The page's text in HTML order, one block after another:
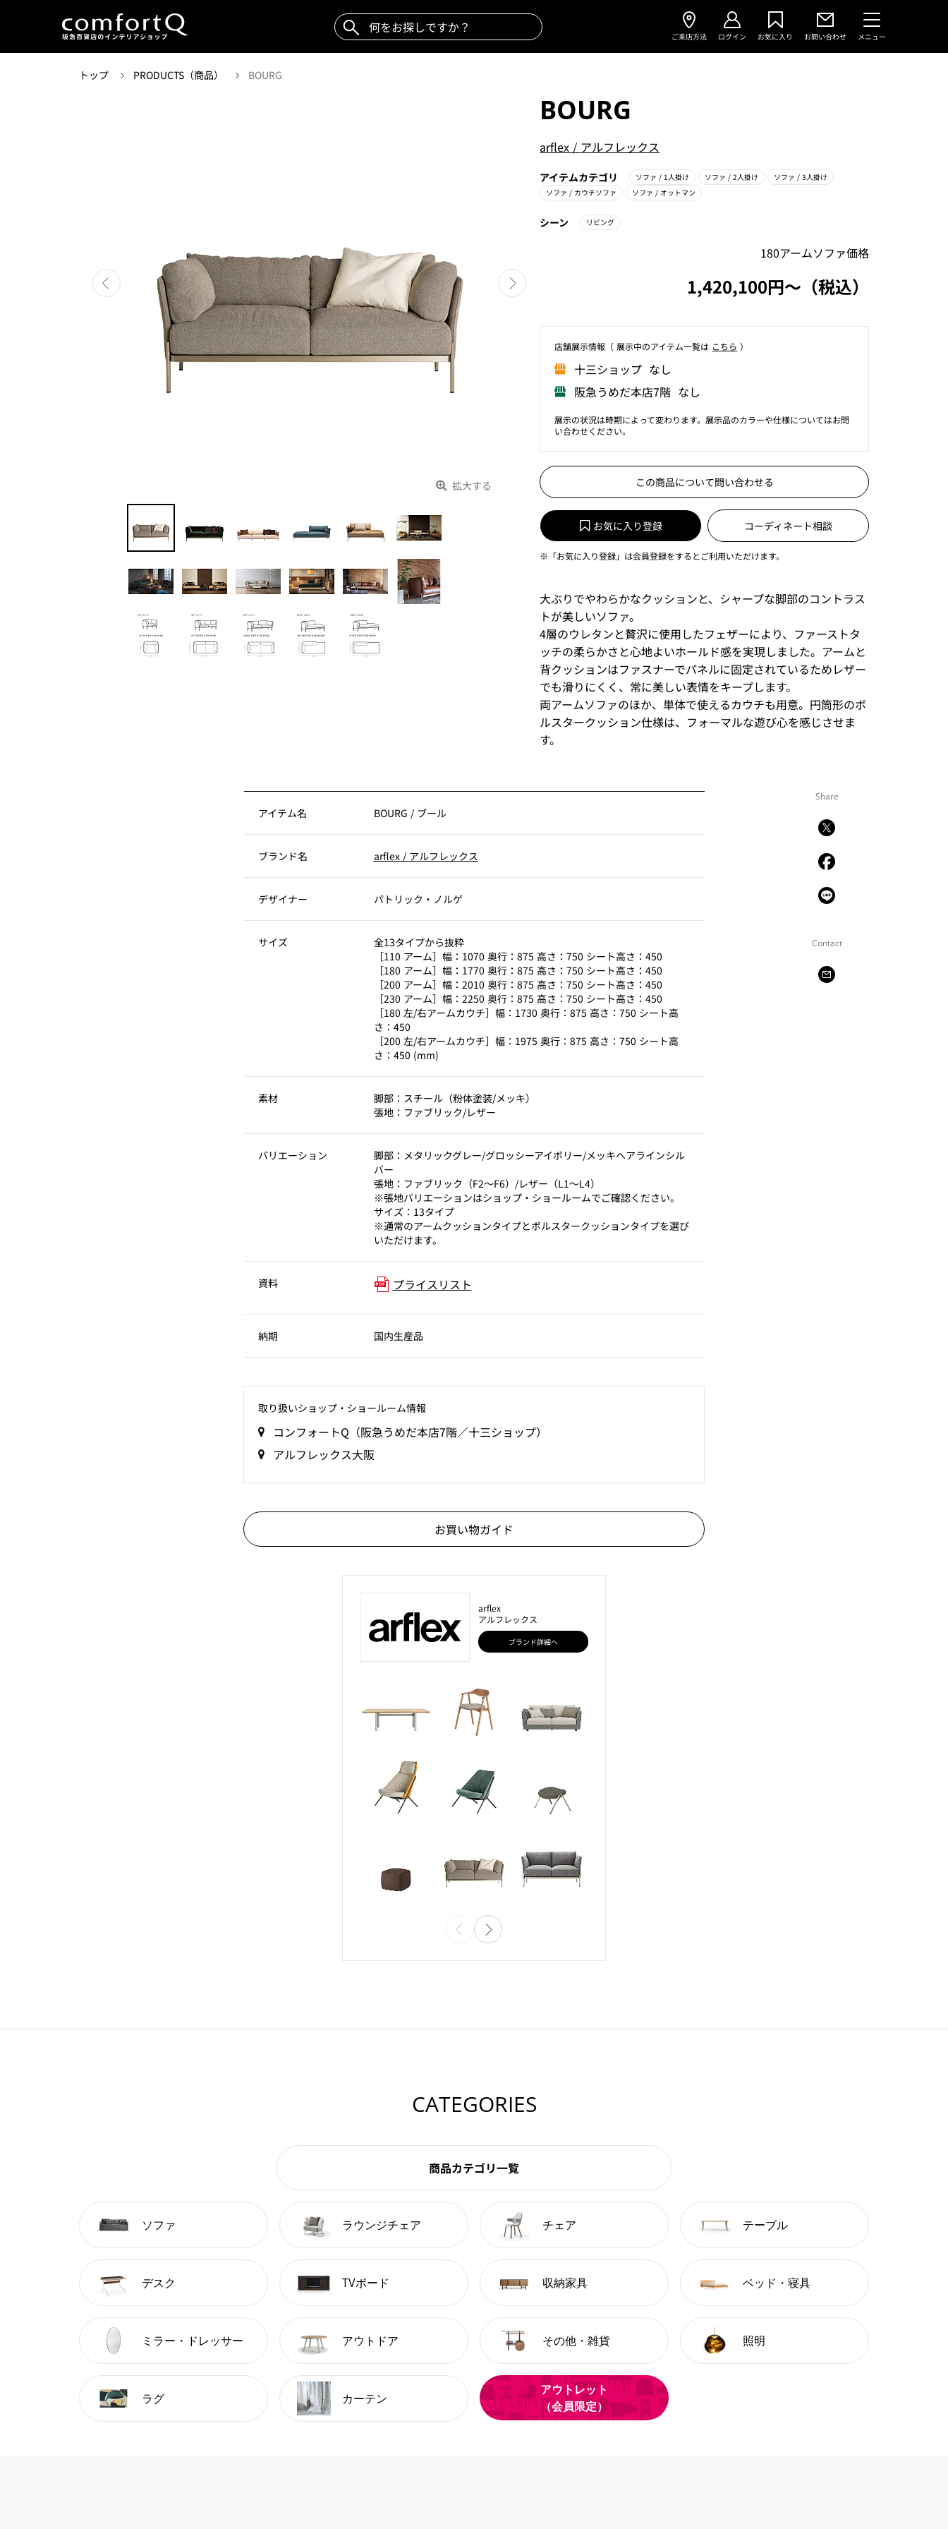
ご来店方法 ログイン お気に入り お問い合わせ メニュー
トップ PRODUCTS（商品） BOURG
拡大する
BOURG
arflex / アルフレックス
アイテムカテゴリ ソファ/ 1人掛け ソファ/ 2人掛け ソファ/ 3人掛け
ソファ/ カウチソファ ソファ/ オットマン
シーン リビング
180アームソファ価格
1,420,100円〜（税込）
店舗展⽰情報（ 展⽰中のアイテム⼀覧は こちら ）
⼗三ショップ なし
阪急うめだ本店7階 なし
展示の状況は時期によって変わります。展示品のカラーや仕様についてはお問
い合わせください。
この商品について問い合わせる
お気に入り登録 コーディネート相談
※「お気に入り登録」は会員登録をするとご利用いただけます。
大ぶりでやわらかなクッションと、シャープな脚部のコントラス
トが美しいソファ。
4層のウレタンと贅沢に使用したフェザーにより、ファーストタ
ッチの柔らかさと心地よいホールド感を実現しました。アームと
背クッションはファスナーでパネルに固定されているためレザー
でも滑りにくく、常に美しい表情をキープします。
両アームソファのほか、単体で使えるカウチも用意。円筒形のボ
ルスタークッション仕様は、フォーマルな遊び心を感じさせま
す。
Share
Contact
アイテム名 BOURG / ブール
ブランド名 arflex / アルフレックス
デザイナー パトリック・ノルゲ
サイズ
全13タイプから抜粋
［110 アーム］幅：1070 奥行：875 高さ：750 シート高さ：450
［180 アーム］幅：1770 奥行：875 高さ：750 シート高さ：450
［200 アーム］幅：2010 奥行：875 高さ：750 シート高さ：450
［230 アーム］幅：2250 奥行：875 高さ：750 シート高さ：450
［180 左/右アームカウチ］幅：1730 奥行：875 高さ：750 シート高
さ：450
［200 左/右アームカウチ］幅：1975 奥行：875 高さ：750 シート高
さ：450 (mm)
素材
脚部：スチール（粉体塗装/メッキ）
張地：ファブリック/レザー
バリエーション
脚部：メタリックグレー/グロッシーアイボリー/メッキヘアラインシル
バー
張地：ファブリック（F2～F6）/レザー（L1～L4）
※張地バリエーションはショップ・ショールームでご確認ください。
サイズ：13タイプ
※通常のアームクッションタイプとボルスタークッションタイプを選び
いただけます。
資料 プライスリスト
納期 国内生産品
取り扱いショップ‧ショールーム情報
コンフォートQ（阪急うめだ本店7階／十三ショップ）
アルフレックス大阪
お買い物ガイド
arflex
アルフレックス
ブランド詳細へ
CATEGORIES
商品カテゴリ一覧
ソファ ラウンジチェア チェア テーブル
デスク TVボード 収納家具 ベッド・寝具
ミラー・ドレッサー アウトドア その他・雑貨 照明
ラグ カーテン
アウトレット
（会員限定）